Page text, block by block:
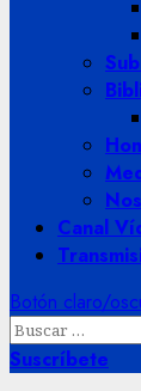
Canal
Botón claro/
Buscar:
Suscríbete